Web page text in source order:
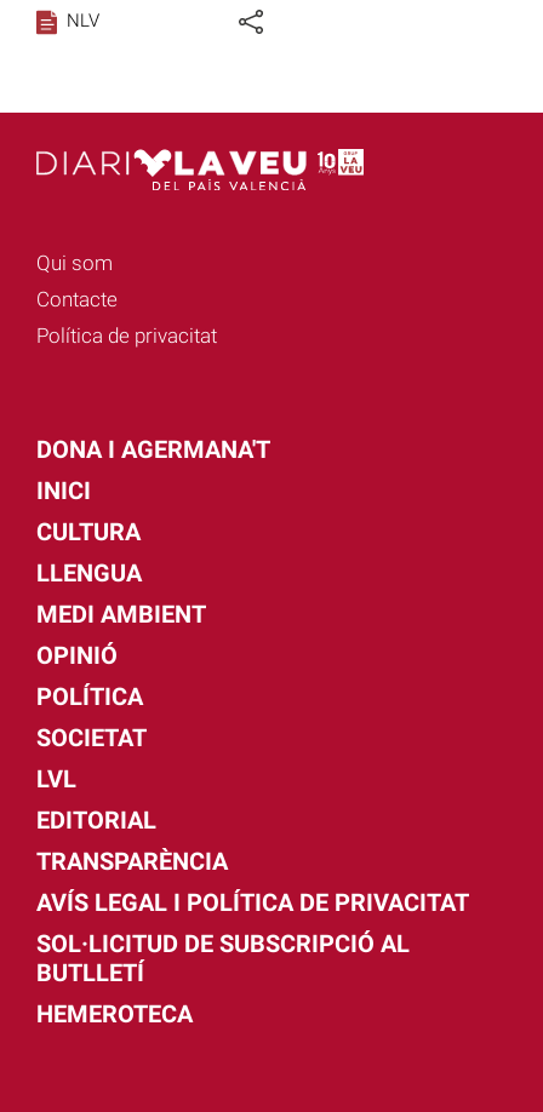
NLV
Qui som
Contacte
Política de privacitat
DONA I AGERMANA'T
INICI
CULTURA
LLENGUA
MEDI AMBIENT
OPINIÓ
POLÍTICA
SOCIETAT
LVL
EDITORIAL
TRANSPARÈNCIA
AVÍS LEGAL I POLÍTICA DE PRIVACITAT
SOL·LICITUD DE SUBSCRIPCIÓ AL
BUTLLETÍ
HEMEROTECA